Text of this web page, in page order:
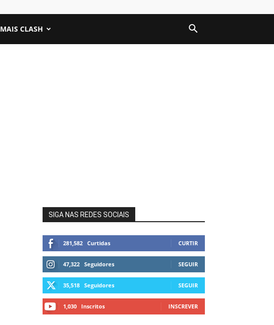
MAIS CLASH
SIGA NAS REDES SOCIAIS
281,582 Curtidas CURTIR
47,322 Seguidores SEGUIR
35,518 Seguidores SEGUIR
1,030 Inscritos INSCREVER